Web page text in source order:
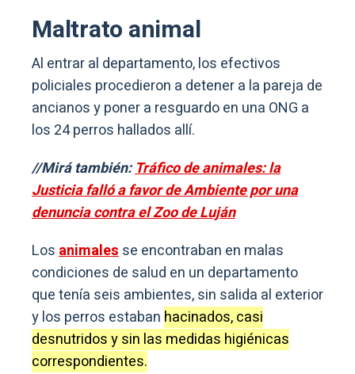
Maltrato animal
Al entrar al departamento, los efectivos
policiales procedieron a detener a la pareja de
ancianos y poner a resguardo en una ONG a
los 24 perros hallados allí.
//Mirá también:Tráfico de animales: la
Justicia falló a favor de Ambiente por una
denuncia contra el Zoo de Luján
Losanimalesse encontraban en malas
condiciones de salud en un departamento
que tenía seis ambientes, sin salida al exterior
y los perros estaban hacinados, casi
desnutridos y sin las medidas higiénicas
correspondientes.